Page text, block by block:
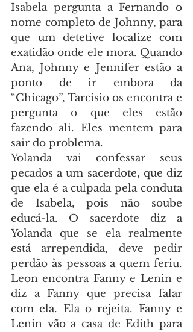
Isabela pergunta a Fernando o
nome completo de Johnny, para
que um detetive localize com
exatidão onde ele mora. Quando
Ana, Johnny e Jennifer estão a
ponto de ir embora da
“Chicago”, Tarcisio os encontra e
pergunta o que eles estão
fazendo ali. Eles mentem para
sair do problema.
Yolanda vai confessar seus
pecados a um sacerdote, que diz
que ela é a culpada pela conduta
de Isabela, pois não soube
educá-la. O sacerdote diz a
Yolanda que se ela realmente
está arrependida, deve pedir
perdão às pessoas a quem feriu.
Leon encontra Fanny e Lenin e
diz a Fanny que precisa falar
com ela. Ela o rejeita. Fanny e
Lenin vão a casa de Edith para